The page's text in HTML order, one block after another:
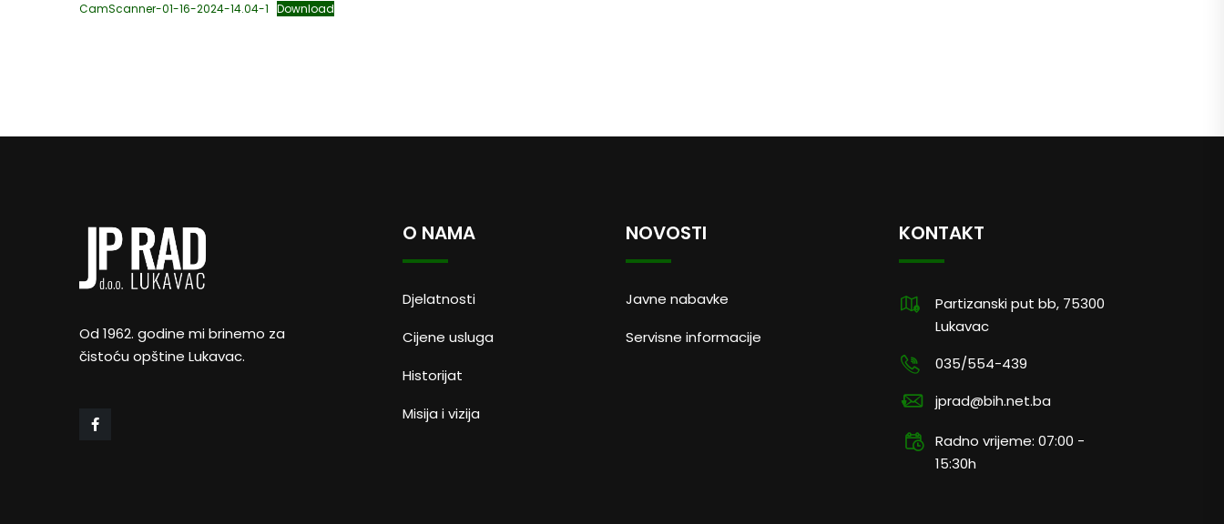
CamScanner-01-16-2024-14.04-1 Download
Od 1962. godine mi brinemo za
čistoću opštine Lukavac.
O NAMA
Djelatnosti
Cijene usluga
Historijat
Misija i vizija
NOVOSTI
Javne nabavke
Servisne informacije
KONTAKT
Partizanski put bb, 75300
Lukavac
035/554-439
jprad@bih.net.ba
Radno vrijeme: 07:00 -
15:30h